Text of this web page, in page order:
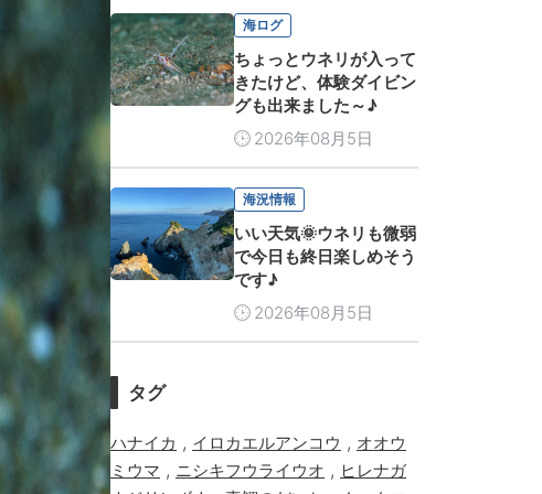
海ログ
ちょっとウネリが入って
きたけど、体験ダイビン
グも出来ました～♪
2026年08月5日
海況情報
いい天気🌞ウネリも微弱
で今日も終日楽しめそう
です♪
2026年08月5日
タグ
ハナイカ , イロカエルアンコウ , オオウ
ミウマ , ニシキフウライウオ , ヒレナガ